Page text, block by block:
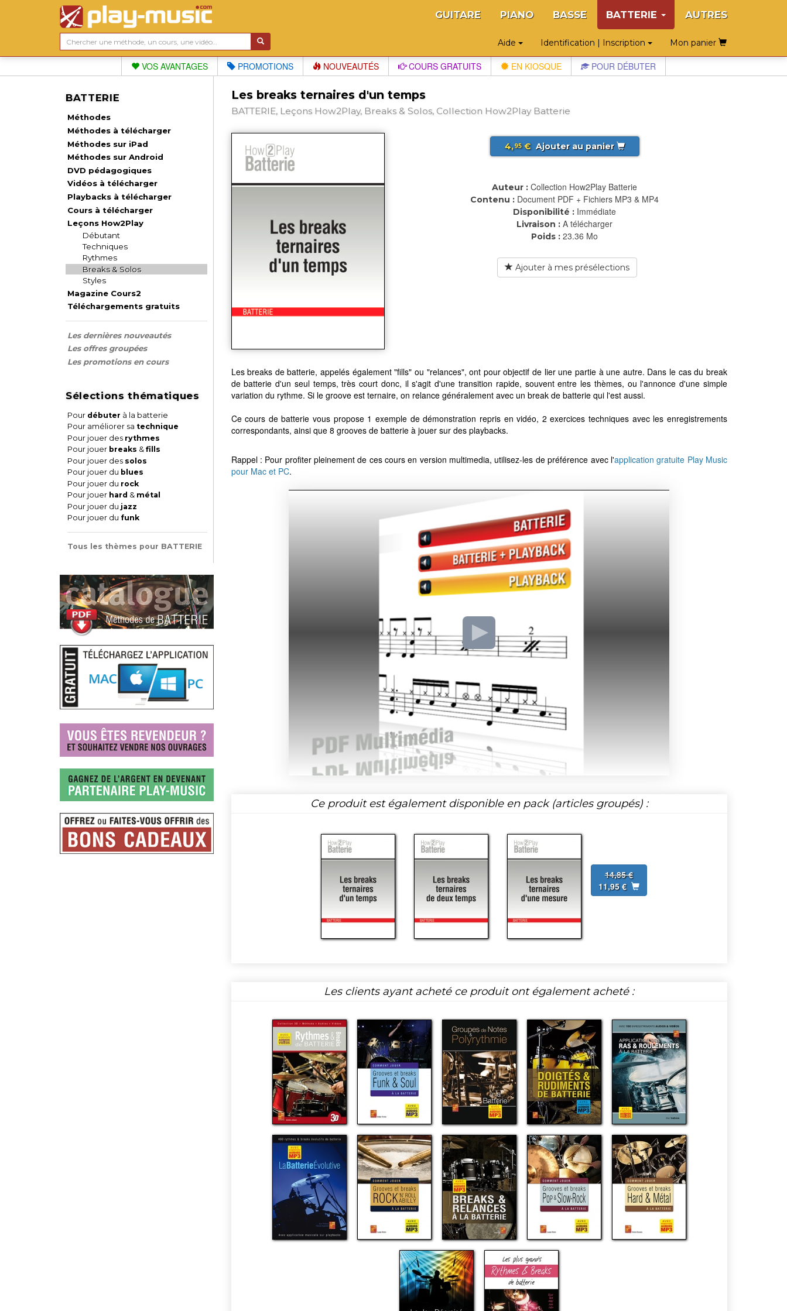
GUITARE PIANO BASSE BATTERIE AUTRES
Aide Identification | Inscription Mon panier
VOS AVANTAGES PROMOTIONS NOUVEAUTÉS COURS GRATUITS EN KIOSQUE POUR DÉBUTER
BATTERIE
Méthodes
Méthodes à télécharger
Méthodes sur iPad
Méthodes sur Android
DVD pédagogiques
Vidéos à télécharger
Playbacks à télécharger
Cours à télécharger
Leçons How2Play
Débutant
Techniques
Rythmes
Breaks & Solos
Styles
Magazine Cours2
Téléchargements gratuits
Les dernières nouveautés
Les offres groupées
Les promotions en cours
Sélections thématiques
Pour débuter à la batterie
Pour améliorer sa technique
Pour jouer des rythmes
Pour jouer breaks & fills
Pour jouer des solos
Pour jouer du blues
Pour jouer du rock
Pour jouer hard & métal
Pour jouer du jazz
Pour jouer du funk
Tous les thèmes pour BATTERIE
Les breaks ternaires d'un temps
BATTERIE, Leçons How2Play, Breaks & Solos, Collection How2Play Batterie
4,95€ Ajouter au panier
Auteur : Collection How2Play Batterie
Contenu : Document PDF + Fichiers MP3 & MP4
Disponibilité : Immédiate
Livraison : A télécharger
Poids : 23.36 Mo
Ajouter à mes présélections
Les breaks de batterie, appelés également "fills" ou "relances", ont pour objectif de lier une partie à une autre. Dans le cas du break
de batterie d'un seul temps, très court donc, il s'agit d'une transition rapide, souvent entre les thèmes, ou l'annonce d'une simple
variation du rythme. Si le groove est ternaire, on relance généralement avec un break de batterie qui l'est aussi.
Ce cours de batterie vous propose 1 exemple de démonstration repris en vidéo, 2 exercices techniques avec les enregistrements
correspondants, ainsi que 8 grooves de batterie à jouer sur des playbacks.
Rappel : Pour profiter pleinement de ces cours en version multimedia, utilisez-les de préférence avec l'application gratuite Play Music
pour Mac et PC.
Ce produit est également disponible en pack (articles groupés) :
14,85 €
11,95 €
Les clients ayant acheté ce produit ont également acheté :